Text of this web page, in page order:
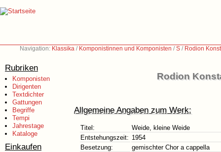
Navigation: Klassika / Komponistinnen und Komponisten /S / Rodion
Rubriken
Komponisten
Dirigenten
Textdichter
Gattungen
Begriffe
Tempi
Jahrestage
Kataloge
Einkaufen
Rodion
Allgemeine Angaben zum Werk:
Titel:
Weide, kleine Weide
Entstehungszeit: 1954
Besetzung:
gemischter Chor a cappella